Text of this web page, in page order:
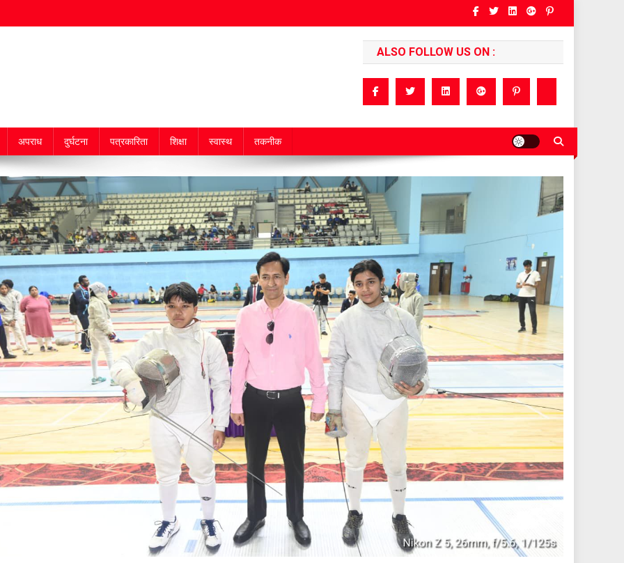
ALSO FOLLOW US ON :
अपराध दुर्घटना पत्रकारिता शिक्षा स्वास्थ तकनीक